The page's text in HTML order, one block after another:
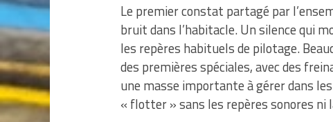
Le premier constat partagé par
bruit dans l’habitacle. Un silence qui
les repères habituels de pilotage.
des premières spéciales, avec des
une masse importante à gérer dans
« flotter » sans les repères sonores ni